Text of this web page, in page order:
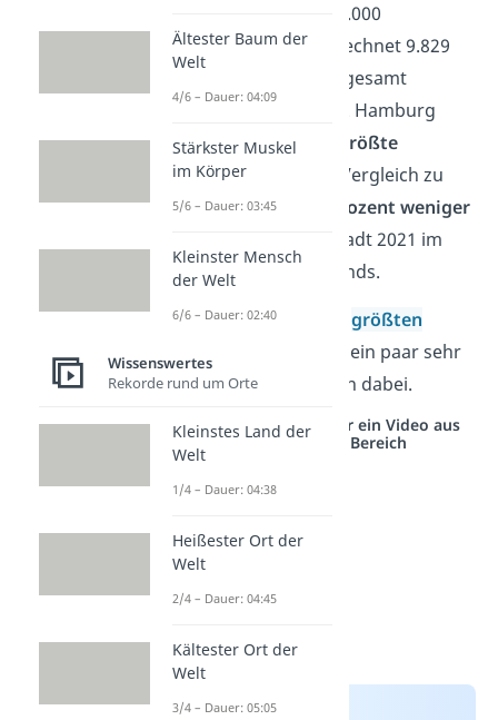
passierten auf 100.000
Einwohner umgerechnet 9.829
Straftaten und insgesamt
182.071 Straftaten. Hamburg
schafft sogar die
größte
Verbesserung
im Vergleich zu
2020: Ganze
8,5 Prozent weniger
ist die Stadt 2021 im
Norden Deutschlands.
Übrigens:Auch in dengrößten
sind ein paar sehr
gefährliche Kandidaten dabei.
Studyflix vernetzt: Hier ein Video aus
einem anderen Bereich
Ältester Baum der
Welt
4/6 – Dauer: 04:09
Stärkster Muskel
im Körper
5/6 – Dauer: 03:45
Kleinster Mensch
der Welt
6/6 – Dauer: 02:40
Wissenswertes
Rekorde rund um Orte
Kleinstes Land der
Welt
1/4 – Dauer: 04:38
Heißester Ort der
Welt
2/4 – Dauer: 04:45
Kältester Ort der
Welt
3/4 – Dauer: 05:05